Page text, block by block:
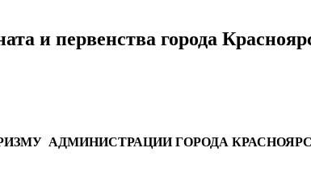
и первенства города
АДМИНИСТРАЦИИ ГОРОДА